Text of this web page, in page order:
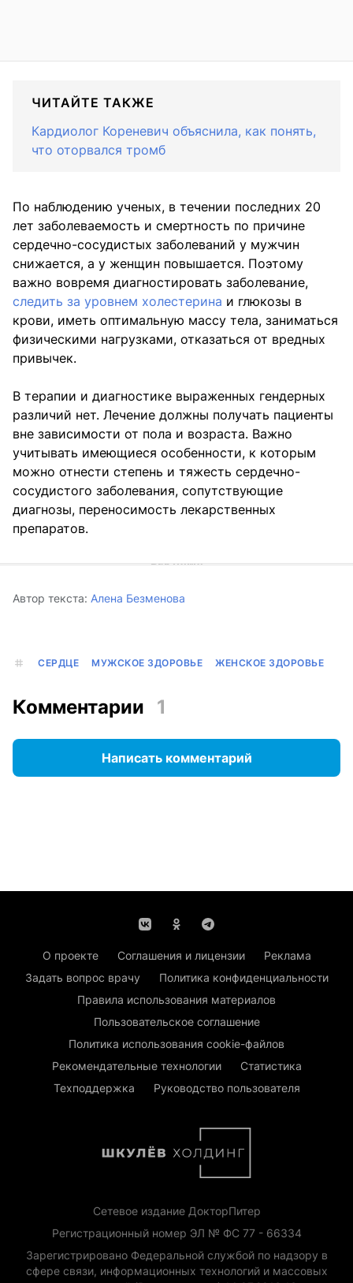
ЧИТАЙТЕ ТАКЖЕ
Кардиолог Кореневич объяснила, как понять,
что оторвался тромб
По наблюдению ученых, в течении последних 20
лет заболеваемость и смертность по причине
сердечно-сосудистых заболеваний у мужчин
снижается, а у женщин повышается. Поэтому
важно вовремя диагностировать заболевание,
следить за уровнем холестерина и глюкозы в
крови, иметь оптимальную массу тела, заниматься
физическими нагрузками, отказаться от вредных
привычек.
В терапии и диагностике выраженных гендерных
различий нет. Лечение должны получать пациенты
вне зависимости от пола и возраста. Важно
учитывать имеющиеся особенности, к которым
можно отнести степень и тяжесть сердечно-
сосудистого заболевания, сопутствующие
диагнозы, переносимость лекарственных
препаратов.
Автор текста: Алена Безменова
СЕРДЦЕ МУЖСКОЕ ЗДОРОВЬЕ ЖЕНСКОЕ ЗДОРОВЬЕ
Комментарии 1
Написать комментарий
О проекте Соглашения и лицензии
Реклама
Задать вопрос врачу
Политика конфиденциальности
Правила использования материалов
Пользовательское соглашение
Политика использования cookie-файлов
Рекомендательные технологии
Статистика
Техподдержка
Руководство пользователя
Сетевое издание ДокторПитер
Регистрационный номер ЭЛ № ФС 77 - 66334
Зарегистрировано Федеральной службой по надзору в
сфере связи, информационных технологий и массовых